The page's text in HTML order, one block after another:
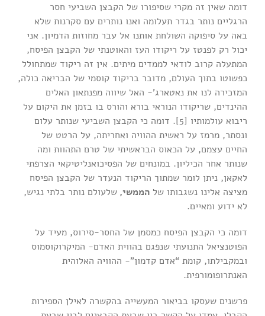
דומה שאין זה מקרי שסיפורו של הקבצן השביעי חסר
הרגליים נותר בגדר תעלומה ואנו נותרים עם סקרנות שלא
באה על סיפוקה השולחת אותנו אל עבר מחוזות הדמיון. אני
יכול רק לפנטז על ריקודו העז והאוטנתי של הקבצן הפיסח,
המתעלה קרוב לודאי לממדים מיתים. אין זה ריקוד שמתחולל
כפשוטו בתוך העולם, מדובר בריקוד קוסמי של הבריאה כולה,
המזכירה לנו את נאטארג’- האל שיווה מפנתאון האלים
ההינדים, שריקודו הנוראי בורא והורס בו בזמן את היקום על
ריבוא עולמותיו [5]. דומה כי הקבצן השביעי שנותר עלום
ונסתר, מרמז על ראשית ההוויה ואחריתה, על הרטט של
החיים עצמם, על הכאוס הבראשיתי של טרם התהוות ומה
שנותר אחר הכיליון. במונחים של הפסיכואנליטיקאי הצרפתי
לאקאן, ניתן לומר שמתוך הריקוד הנעדר של הקבצן הפיסח
מציצה אלינו נשגבותו של הממשי, שלעולם נותר בלתי נגיש,
לא ידוע ומאיים.
דומה כי הקבצן הפיסח כמסמן של החסר-סירוס, מעיד על
הפוטנציאל התנועתי שנפגם בהווית האדם- המיקרוקוסמוס
ובמקבילתו, קומת “אדם קדמון”- ההוויה האלוהית
האנתרופומורפית.
פרשנים שעסקו בביאור המעשייה בהקשרה לאילן הספירות